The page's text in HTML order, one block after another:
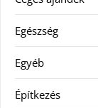
Egészség
Egyéb
Építkezés